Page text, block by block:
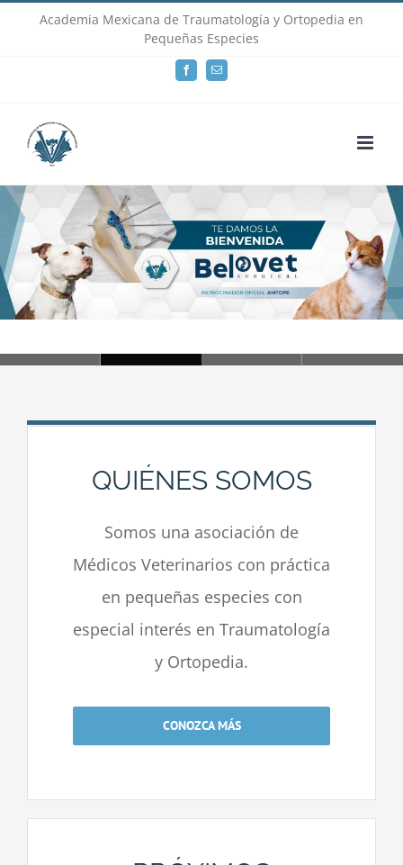
Academia Mexicana de Traumatología y Ortopedia en
Pequeñas Especies
FacebookEmail
Loading...
QUIÉNES SOMOS
Somos una asociación de
Médicos Veterinarios con práctica
en pequeñas especies con
especial interés en Traumatología
y Ortopedia.
CONOZCA MÁS